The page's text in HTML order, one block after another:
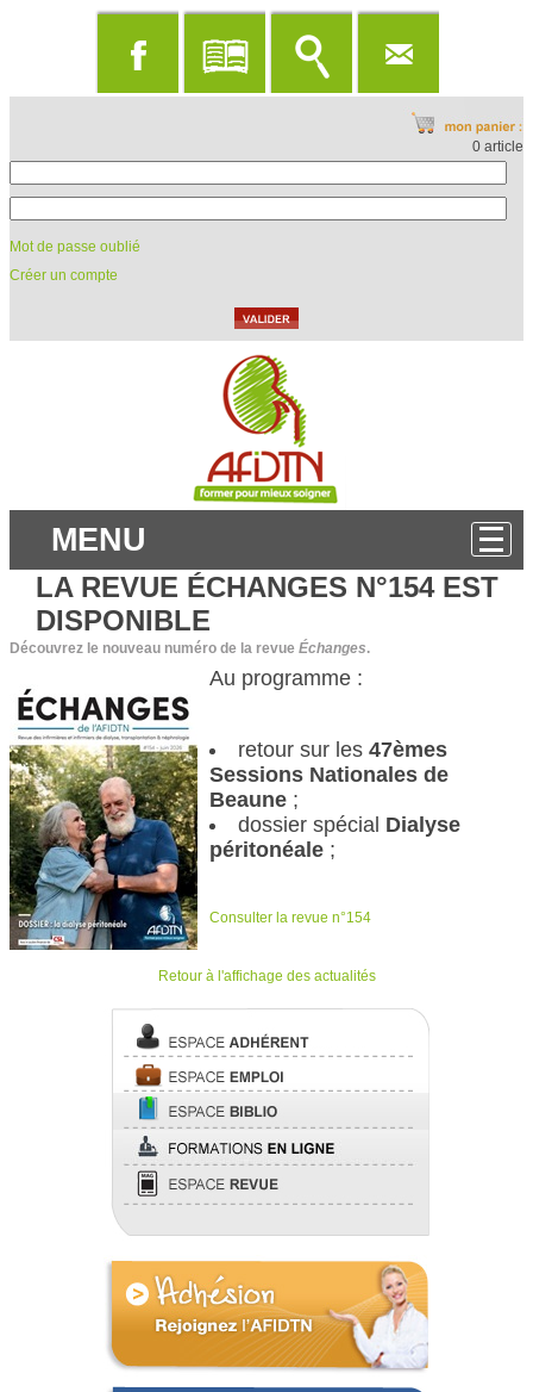
0 article
Mot de passe oublié
Créer un compte
MENU
LA REVUE ÉCHANGES N°154 EST
DISPONIBLE
Découvrez le nouveau numéro de la revue Échanges.
Au programme :
retour sur les 47èmes
Sessions Nationales de
Beaune ;
dossier spécial Dialyse
péritonéale ;
Consulter la revue n°154
Retour à l'affichage des actualités